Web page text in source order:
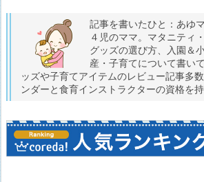
記事を書いたひと：あゆ
４児のママ。マタニティ
グッズの選び方、入園＆
産・子育てについて書い
ッズや子育てアイテムのレビュー記事多
ンダーと食育インストラクターの資格を持